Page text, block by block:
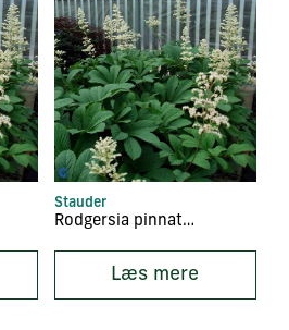
Stauder
Rodgersia pinnata ‘Elegans’
Læs mere